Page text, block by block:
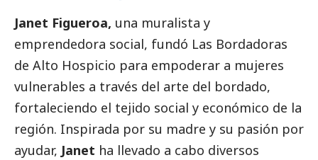
Janet Figueroa, una muralista y
emprendedora social, fundó Las Bordadoras
de Alto Hospicio para empoderar a mujeres
vulnerables a través del arte del bordado,
fortaleciendo el tejido social y económico de la
región. Inspirada por su madre y su pasión por
ayudar, Janet ha llevado a cabo diversos